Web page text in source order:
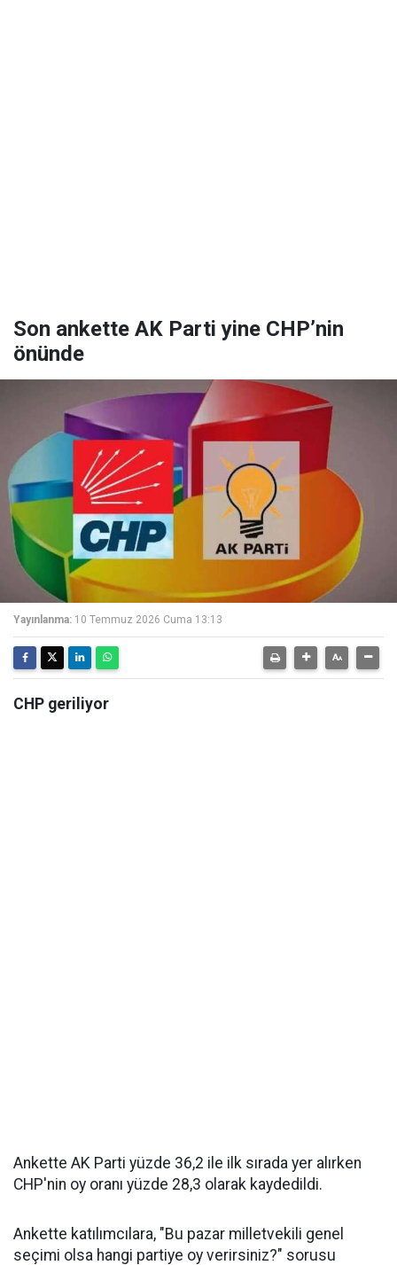
Son ankette AK Parti yine CHP’nin
önünde
Yayınlanma: 10 Temmuz 2026 Cuma 13:13
CHP geriliyor
Ankette AK Parti yüzde 36,2 ile ilk sırada yer alırken
CHP'nin oy oranı yüzde 28,3 olarak kaydedildi.
Ankette katılımcılara, "Bu pazar milletvekili genel
seçimi olsa hangi partiye oy verirsiniz?" sorusu